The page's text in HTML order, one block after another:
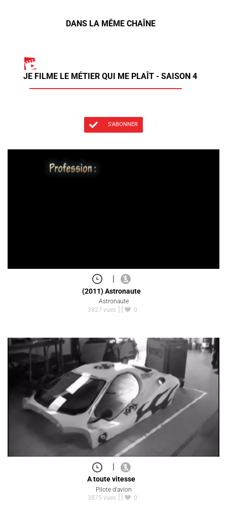
DANS LA MÊME CHAÎNE
JE FILME LE MÉTIER QUI ME PLAÎT - SAISON 4
S'ABONNER
|
(2011) Astronaute
Astronaute
3827 vues
0
|
A toute vitesse
Pilote d'avion
3875 vues
0